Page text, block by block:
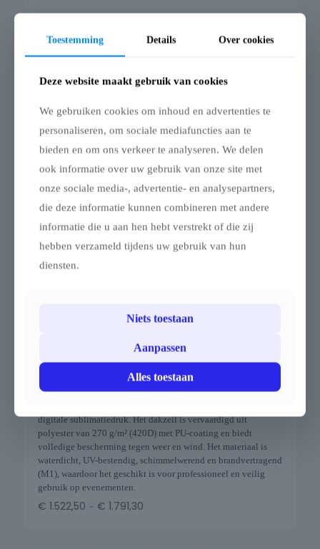
meettouw
Dit losse dakzeil is geschikt voor een stertent met een diameter
van 10 meter. Het zeil is beschikbaar in zwart, wit, desert sand
en zandkleur, en kan volledig worden gepersonaliseerd via
digitale sublimatiedruk. Het dakzeil is vervaardigd uit
polyester van 270 g/m² (420D) met PU-coating en biedt
volledige bescherming tegen weer en wind. Het materiaal is
(M1), waardoor het geschikt is voor professioneel en veilig
gebruik op evenementen.
€1.233,80 - €1.452,20
Stertent StellarLite dak – 12m diameter – Met
Dakzeil voor Stertent – 12 m
Dit losse dakzeil is geschikt voor een stertent met een diameter
van 12 meter. Het zeil is beschikbaar in zwart, wit, desert sand
digitale sublimatiedruk. Het dakzeil is vervaardigd uit
polyester van 270 g/m² (420D) met PU-coating en biedt
volledige bescherming tegen weer en wind. Het materiaal is
waterdicht, UV-bestendig, schimmelwerend en brandvertragend
(M1), waardoor het geschikt is voor professioneel en veilig
gebruik op evenementen.
€ 1.522,50 - € 1.791,30
Toestemming Details Over cookies
Deze website maakt gebruik van cookies
We gebruiken cookies om inhoud en advertenties te
personaliseren, om sociale mediafuncties aan te
bieden en om ons verkeer te analyseren. We delen
ook informatie over uw gebruik van onze site met
onze sociale media-, advertentie- en analysepartners,
die deze informatie kunnen combineren met andere
informatie die u aan hen hebt verstrekt of die zij
hebben verzameld tijdens uw gebruik van hun
diensten.
Niets toestaan
Aanpassen
Alles toestaan